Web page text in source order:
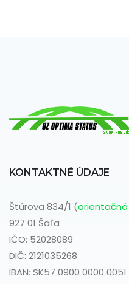
KONTAKTNÉ ÚDAJE
Štúrova 834/1 (
927 01 Šaľa
IČO: 52028089
DIČ: 2121035268
IBAN: SK57 0900 0000